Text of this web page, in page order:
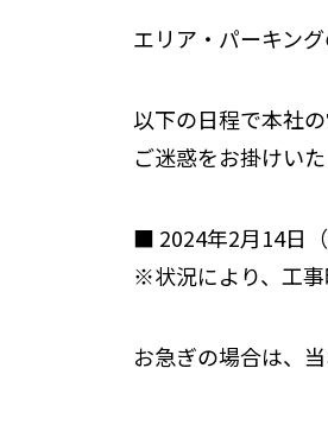
エリア・パーキン
以下の日程で本社
ご迷惑をお掛けい
■ 2024年2月14日
※状況により、工事
お急ぎの場合は、